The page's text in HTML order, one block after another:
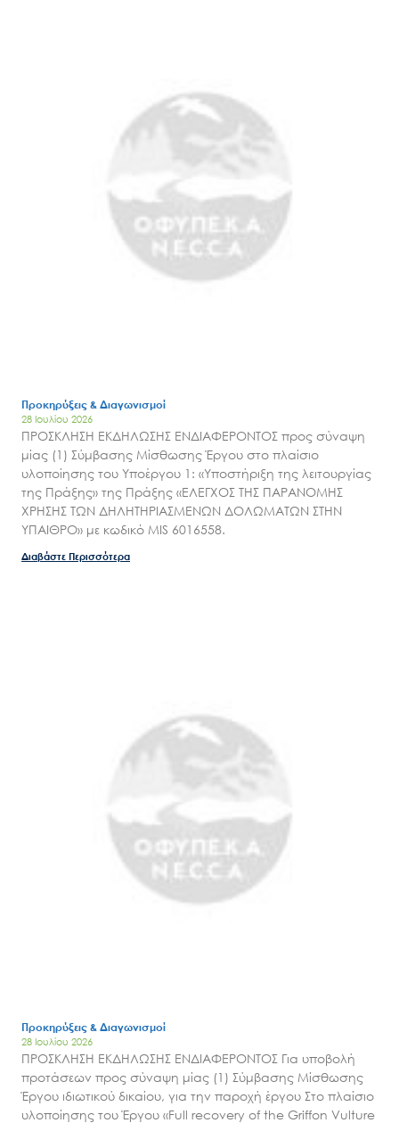
Προκηρύξεις & Διαγωνισμοί
28 Ιουλίου 2026
ΠΡΟΣΚΛΗΣΗ ΕΚΔΗΛΩΣΗΣ ΕΝΔΙΑΦΕΡΟΝΤΟΣ προς σύναψη
μίας (1) Σύμβασης Μίσθωσης Έργου στο πλαίσιο
υλοποίησης του Υποέργου 1: «Υποστήριξη της λειτουργίας
της Πράξης» της Πράξης «ΕΛΕΓΧΟΣ ΤΗΣ ΠΑΡΑΝΟΜΗΣ
ΧΡΗΣΗΣ ΤΩΝ ΔΗΛΗΤΗΡΙΑΣΜΕΝΩΝ ΔΟΛΩΜΑΤΩΝ ΣΤΗΝ
ΥΠΑΙΘΡΟ» με κωδικό MIS 6016558.
Διαβάστε Περισσότερα
Προκηρύξεις & Διαγωνισμοί
28 Ιουλίου 2026
ΠΡΟΣΚΛΗΣΗ ΕΚΔΗΛΩΣΗΣ ΕΝΔΙΑΦΕΡΟΝΤΟΣ Για υποβολή
προτάσεων προς σύναψη μίας (1) Σύμβασης Μίσθωσης
Έργου ιδιωτικού δικαίου, για την παροχή έργου Στο πλαίσιο
υλοποίησης του Έργου «Full recovery of the Griffon Vulture